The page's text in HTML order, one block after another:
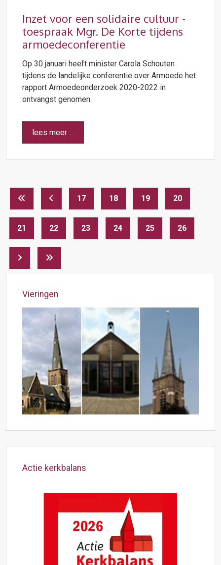
Inzet voor een solidaire cultuur -
toespraak Mgr. De Korte tijdens
armoedeconferentie
Op 30 januari heeft minister Carola Schouten
tijdens de landelijke conferentie over Armoede het
rapport Armoedeonderzoek 2020-2022 in
ontvangst genomen.
lees meer …
17 18 19 20
21 22 23 24 25 26
Vieringen
Actie kerkbalans